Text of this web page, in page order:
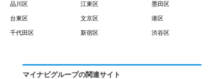
開始日前までに、利用者が賃貸借契約を解除することを意
味します。
１３.「中途解約」とは、賃貸借契約期間の途中で、利用者
１.利用者は、本サービスを利用する上で次の各号に定める
品川区 江東区 墨田区
台東区 文京区 港区
千代田区 新宿区 渋谷区
マイナビグループの関連サイト